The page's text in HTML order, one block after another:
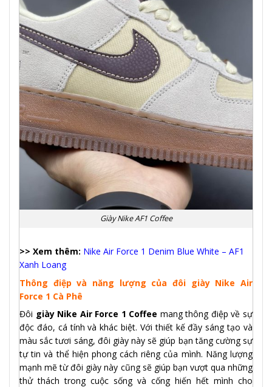
Giày Nike AF1 Coffee
>> Xem thêm: Nike Air Force 1 Denim Blue White – AF1
Xanh Loang
Thông điệp và năng lượng của đôi giày Nike Air
Force 1 Cà Phê
Đôi giày Nike Air Force 1 Coffee mang thông điệp về sự
độc đáo, cá tính và khác biệt. Với thiết kế đầy sáng tạo và
màu sắc tươi sáng, đôi giày này sẽ giúp bạn tăng cường sự
tự tin và thể hiện phong cách riêng của mình. Năng lượng
mạnh mẽ từ đôi giày này cũng sẽ giúp bạn vượt qua những
thử thách trong cuộc sống và cống hiến hết mình cho